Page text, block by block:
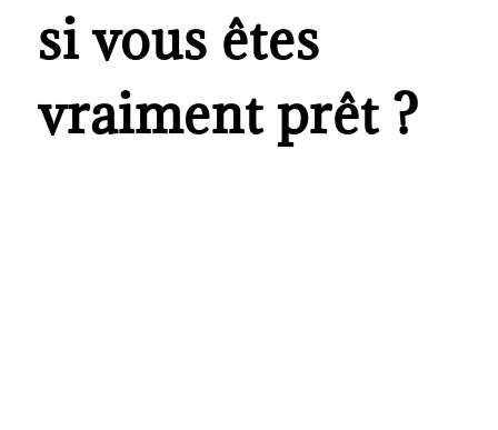
si vous êtes
vraiment prêt ?